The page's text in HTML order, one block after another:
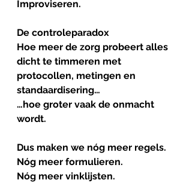
Improviseren.
De controleparadox
Hoe meer de zorg probeert alles
dicht te timmeren met
protocollen, metingen en
standaardisering…
…hoe groter vaak de onmacht
wordt.
Dus maken we nóg meer regels.
Nóg meer formulieren.
Nóg meer vinklijsten.